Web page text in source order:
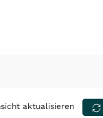
aktualisieren